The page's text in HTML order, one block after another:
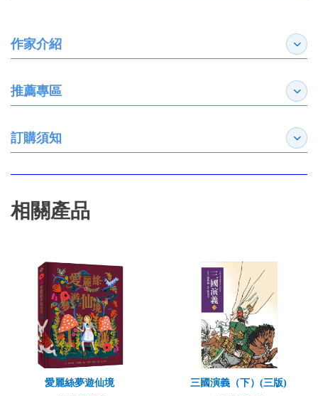
作家介紹 展開
推薦專區 展開
訂購須知 展開
相關產品
愛麗絲夢遊仙境
三國演義（下）(三版)